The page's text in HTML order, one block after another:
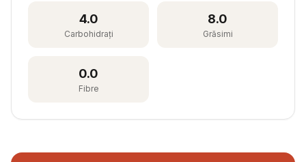
4.0
Carbohidrați
8.0
Grăsimi
0.0
Fibre